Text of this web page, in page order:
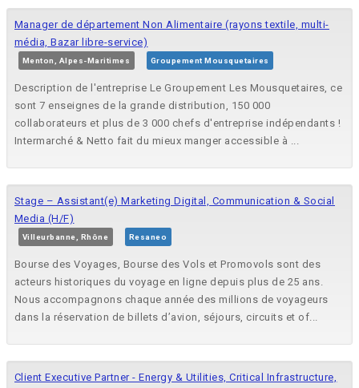
Manager de département Non Alimentaire (rayons textile, multi-
média, Bazar libre-service)
Menton, Alpes-Maritimes Groupement Mousquetaires
Description de l'entreprise Le Groupement Les Mousquetaires, ce
sont 7 enseignes de la grande distribution, 150 000
collaborateurs et plus de 3 000 chefs d'entreprise indépendants !
Intermarché & Netto fait du mieux manger accessible à ...
Stage – Assistant(e) Marketing Digital, Communication & Social
Media (H/F)
Villeurbanne, Rhône Resaneo
Bourse des Voyages, Bourse des Vols et Promovols sont des
acteurs historiques du voyage en ligne depuis plus de 25 ans.
Nous accompagnons chaque année des millions de voyageurs
dans la réservation de billets d’avion, séjours, circuits et of...
Client Executive Partner - Energy & Utilities, Critical Infrastructure,